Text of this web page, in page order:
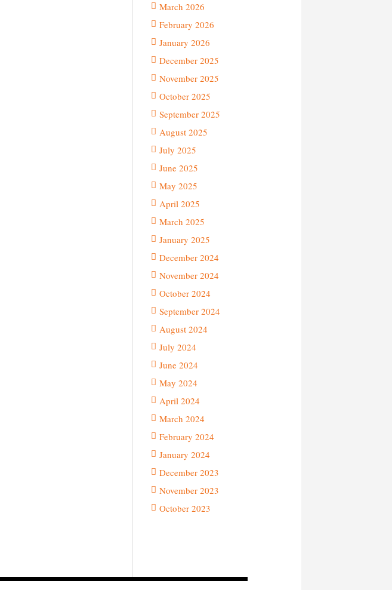
March 2026
February 2026
January 2026
December 2025
November 2025
October 2025
September 2025
August 2025
July 2025
June 2025
May 2025
April 2025
March 2025
January 2025
December 2024
November 2024
October 2024
September 2024
August 2024
July 2024
June 2024
May 2024
April 2024
March 2024
February 2024
January 2024
December 2023
November 2023
October 2023